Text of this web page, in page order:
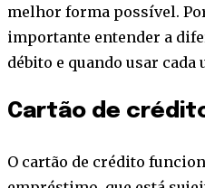
melhor forma possível.
importante entender a
débito e quando usar cada
Cartão de
O cartão de crédito